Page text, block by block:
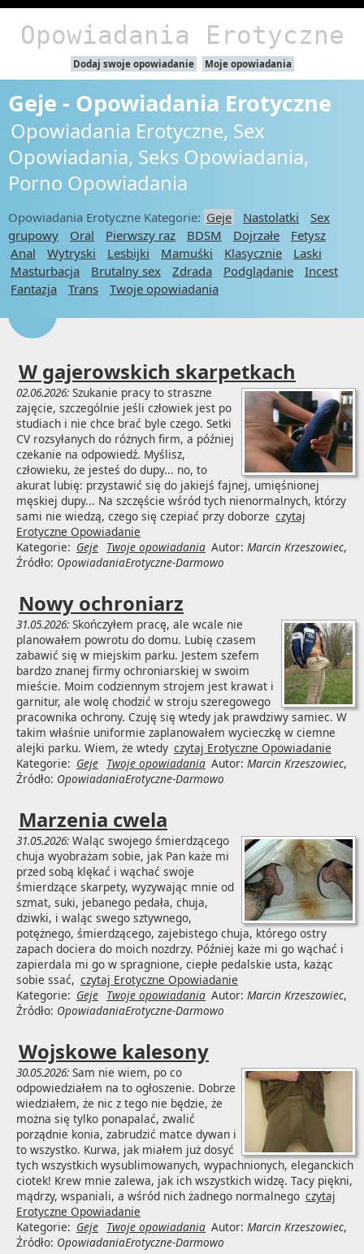
Opowiadania Erotyczne
Dodaj swoje opowiadanie Moje opowiadania
Geje - Opowiadania Erotyczne
Opowiadania Erotyczne, Sex
Opowiadania, Seks Opowiadania,
Porno Opowiadania
Opowiadania Erotyczne Kategorie: Geje Nastolatki
Sex
grupowy
Oral Pierwszy raz BDSM Dojrzałe
Fetysz
Anal
Wytryski Lesbijki Mamuśki Klasycznie
Laski
Masturbacja
Brutalny sex Zdrada Podglądanie
Incest
Fantazja
Trans Twoje opowiadania
W gajerowskich skarpetkach
02.06.2026: Szukanie pracy to straszne
zajęcie, szczególnie jeśli człowiek jest po
studiach i nie chce brać byle czego. Setki
CV rozsyłanych do różnych firm, a później
czekanie na odpowiedź. Myślisz,
człowieku, że jesteś do dupy... no, to
akurat lubię: przystawić się do jakiejś fajnej, umięśnionej
męskiej dupy... Na szczęście wśród tych nienormalnych, którzy
sami nie wiedzą, czego się czepiać przy doborze czytaj
Erotyczne Opowiadanie
Kategorie: Geje Twoje opowiadania Autor: Marcin Krzeszowiec,
Źródło: OpowiadaniaErotyczne-Darmowo
Nowy ochroniarz
31.05.2026: Skończyłem pracę, ale wcale nie
planowałem powrotu do domu. Lubię czasem
zabawić się w miejskim parku. Jestem szefem
bardzo znanej firmy ochroniarskiej w swoim
mieście. Moim codziennym strojem jest krawat i
garnitur, ale wolę chodzić w stroju szeregowego
pracownika ochrony. Czuję się wtedy jak prawdziwy samiec. W
takim właśnie uniformie zaplanowałem wycieczkę w ciemne
alejki parku. Wiem, że wtedy czytaj Erotyczne Opowiadanie
Kategorie: Geje Twoje opowiadania Autor: Marcin Krzeszowiec,
Źródło: OpowiadaniaErotyczne-Darmowo
Marzenia cwela
31.05.2026: Waląc swojego śmierdzącego
chuja wyobrażam sobie, jak Pan każe mi
przed sobą klękać i wąchać swoje
śmierdzące skarpety, wyzywając mnie od
szmat, suki, jebanego pedała, chuja,
dziwki, i waląc swego sztywnego,
potężnego, śmierdzącego, zajebistego chuja, którego ostry
zapach dociera do moich nozdrzy. Później każe mi go wąchać i
zapierdala mi go w spragnione, ciepłe pedalskie usta, każąc
sobie ssać, czytaj Erotyczne Opowiadanie
Kategorie: Geje Twoje opowiadania Autor: Marcin Krzeszowiec,
Źródło: OpowiadaniaErotyczne-Darmowo
Wojskowe kalesony
30.05.2026: Sam nie wiem, po co
odpowiedziałem na to ogłoszenie. Dobrze
wiedziałem, że nic z tego nie będzie, że
można się tylko ponapalać, zwalić
porządnie konia, zabrudzić matce dywan i
to wszystko. Kurwa, jak miałem już dosyć
tych wszystkich wysublimowanych, wypachnionych, eleganckich
ciotek! Krew mnie zalewa, jak ich wszystkich widzę. Tacy piękni,
mądrzy, wspaniali, a wśród nich żadnego normalnego czytaj
Erotyczne Opowiadanie
Kategorie: Geje Twoje opowiadania Autor: Marcin Krzeszowiec,
Źródło: OpowiadaniaErotyczne-Darmowo